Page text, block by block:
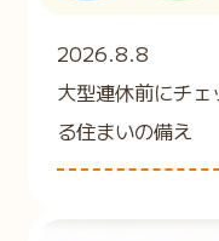
2026.8.8
大型連休前にチ
る住まいの備え